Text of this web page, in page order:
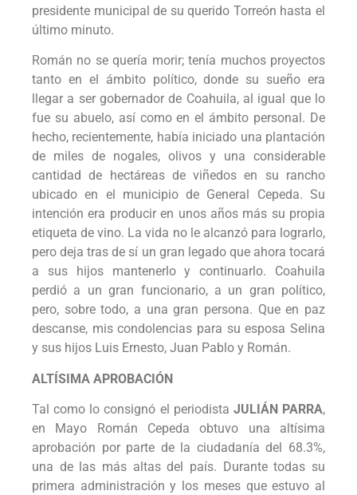
presidente municipal de su querido Torreón hasta el
último minuto.
Román no se quería morir; tenía muchos proyectos
tanto en el ámbito político, donde su sueño era
llegar a ser gobernador de Coahuila, al igual que lo
fue su abuelo, así como en el ámbito personal. De
hecho, recientemente, había iniciado una plantación
de miles de nogales, olivos y una considerable
cantidad de hectáreas de viñedos en su rancho
ubicado en el municipio de General Cepeda. Su
intención era producir en unos años más su propia
etiqueta de vino. La vida no le alcanzó para lograrlo,
pero deja tras de sí un gran legado que ahora tocará
a sus hijos mantenerlo y continuarlo. Coahuila
perdió a un gran funcionario, a un gran político,
pero, sobre todo, a una gran persona. Que en paz
descanse, mis condolencias para su esposa Selina
y sus hijos Luis Ernesto, Juan Pablo y Román.
ALTÍSIMA APROBACIÓN
Tal como lo consignó el periodista JULIÁN PARRA,
en Mayo Román Cepeda obtuvo una altísima
aprobación por parte de la ciudadanía del 68.3%,
una de las más altas del país. Durante todas su
primera administración y los meses que estuvo al